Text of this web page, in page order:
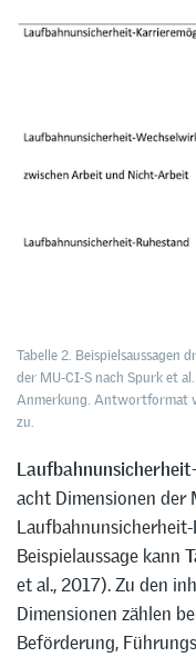
Tabelle 2. Beispielsaussagen
der MU-CI-S nach Spurk et
Anmerkung. Antwortformat
zu.
acht Dimensionen der
Beispielaussage kann
et al., 2017). Zu den
Dimensionen zählen
Beförderung,